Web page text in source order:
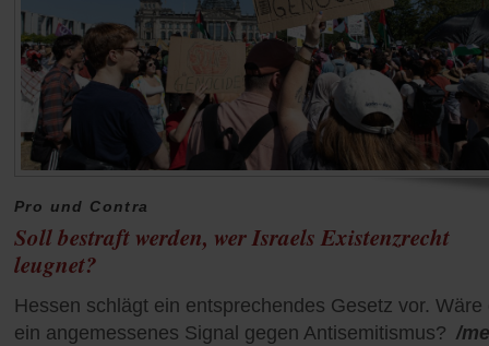
Pro und Contra
Soll bestraft werden, wer Israels Existenzrecht
leugnet?
Hessen schlägt ein entsprechendes Gesetz vor. Wäre
ein angemessenes Signal gegen Antisemitismus? /